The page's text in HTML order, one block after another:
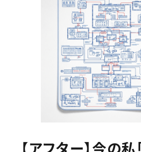
【アフター】今の